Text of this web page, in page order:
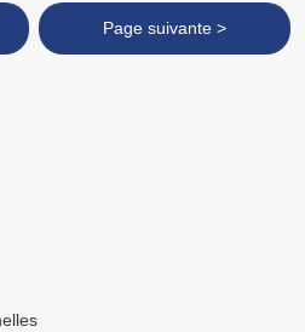
Page suivante >